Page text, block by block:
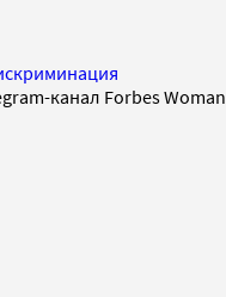
канал Forbes Woman